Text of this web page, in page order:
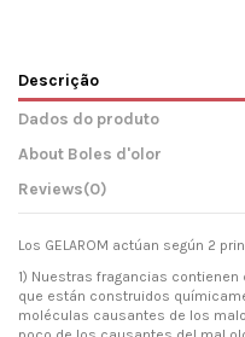
Descrição
Dados do produto
About Boles d'olor
Reviews(0)
Los GELAROM actúan según 2
1) Nuestras fragancias
que están construidos
moléculas causantes de los